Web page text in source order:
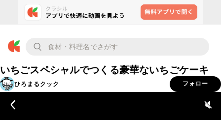
いちごスペシャルでつくる豪華ないちごケーキ
ひろまるクック フォロー